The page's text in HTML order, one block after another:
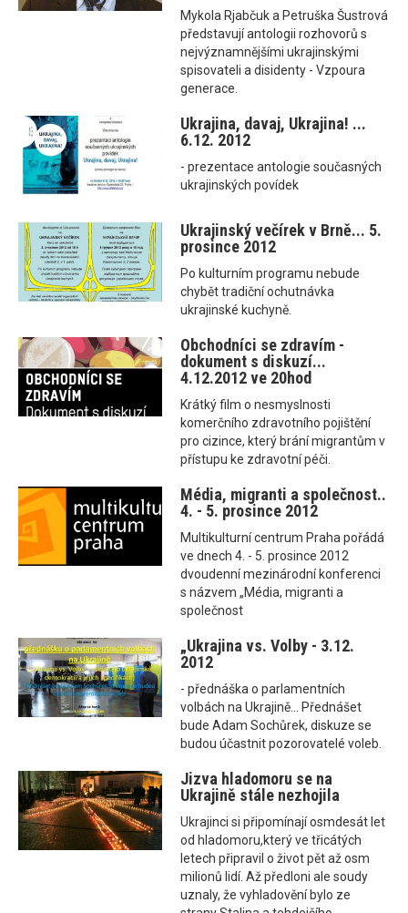
Mykola Rjabčuk a Petruška Šustrová
představují antologii rozhovorů s
nejvýznamnějšími ukrajinskými
spisovateli a disidenty - Vzpoura
generace.
Ukrajina, davaj, Ukrajina! ...
6.12. 2012
- prezentace antologie současných
ukrajinských povídek
Ukrajinský večírek v Brně... 5.
prosince 2012
Po kulturním programu nebude
chybět tradiční ochutnávka
ukrajinské kuchyně.
Obchodníci se zdravím -
dokument s diskuzí...
4.12.2012 ve 20hod
Krátký film o nesmyslnosti
komerčního zdravotního pojištění
pro cizince, který brání migrantům v
přístupu ke zdravotní péči.
Média, migranti a společnost..
4. - 5. prosince 2012
Multikulturní centrum Praha pořádá
ve dnech 4. - 5. prosince 2012
dvoudenní mezinárodní konferenci
s názvem „Média, migranti a
společnost
„Ukrajina vs. Volby - 3.12.
2012
- přednáška o parlamentních
volbách na Ukrajině... Přednášet
bude Adam Sochůrek, diskuze se
budou účastnit pozorovatelé voleb.
Jizva hladomoru se na
Ukrajině stále nezhojila
Ukrajinci si připomínají osmdesát let
od hladomoru,který ve třicátých
letech připravil o život pět až osm
milionů lidí. Až předloni ale soudy
uznaly, že vyhladovění bylo ze